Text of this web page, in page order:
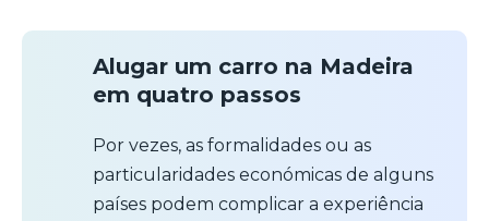
Alugar um carro na Madeira
em quatro passos
Por vezes, as formalidades ou as
particularidades económicas de alguns
países podem complicar a experiência